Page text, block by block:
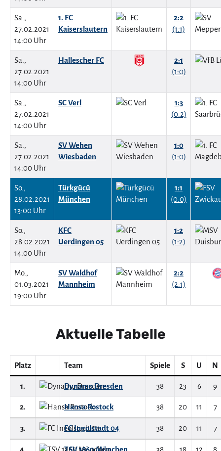
Sa.,
27.02.2021
14:00 Uhr
1. FC
Kaiserslautern
2:2
(1:1)
Sa.,
27.02.2021
14:00 Uhr
Hallescher FC
2:1
(1:0)
Sa.,
27.02.2021
14:00 Uhr
SC Verl
1:3
(0:2)
Sa.,
27.02.2021
14:00 Uhr
SV Wehen
Wiesbaden
1:0
(1:0)
So.,
28.02.2021
13:00 Uhr
Türkgücü
München
1:1
(0:0)
So.,
28.02.2021
14:00 Uhr
KFC
Uerdingen 05
1:2
(1:2)
Mo.,
01.03.2021
19:00 Uhr
SV Waldhof
Mannheim
2:2
(2:1)
Aktuelle Tabelle
Platz Team Spiele S U N
1. Dynamo Dresden 38 23 6 9
2. Hansa Rostock 38 20 11 7
3. FC Ingolstadt 04 38 20 11 7
4. TSV 1860 München 38 18 12 8